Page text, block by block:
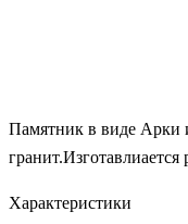
Памятник в виде Арки
Характеристики